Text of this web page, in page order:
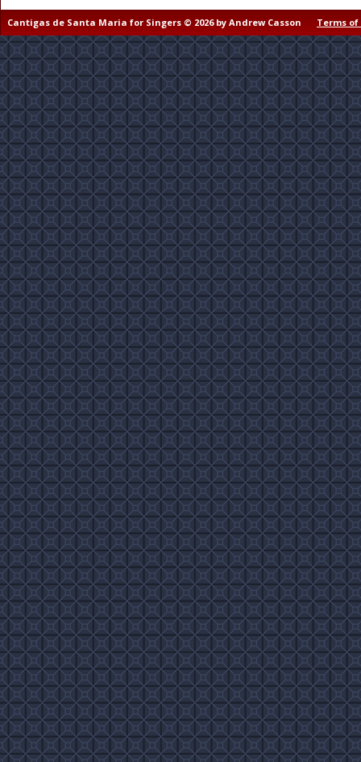
Cantigas de Santa Maria for Singers © 2026 by Andrew Casson Terms of